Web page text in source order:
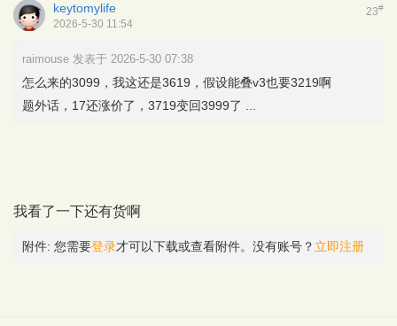
23#
keytomylife
2026-5-30 11:54
raimouse 发表于 2026-5-30 07:38
怎么来的3099，我这还是3619，假设能叠v3也要3219啊
题外话，17还涨价了，3719变回3999了 ...
我看了一下还有货啊
附件: 您需要登录才可以下载或查看附件。没有账号？ 立即注册